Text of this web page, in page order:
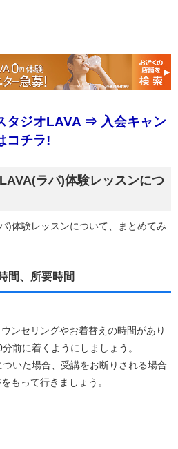
タジオLAVA ⇒ 入会キャン
コチラ!
ラバ)体験レッスンにつ
)体験レッスンについて、まとめてみ
間、所要時間
ンセリングやお着替えの時間があり
前に着くようにしましょう。
いた場合、受講をお断りされる場合
もって行きましょう。